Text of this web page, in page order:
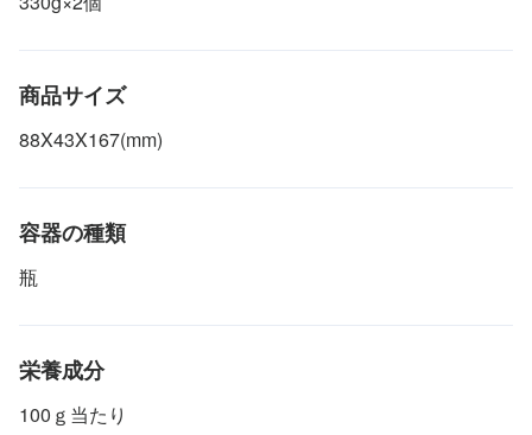
商品サイズ
88X43X167(mm)
容器の種類
瓶
栄養成分
100ｇ当たり